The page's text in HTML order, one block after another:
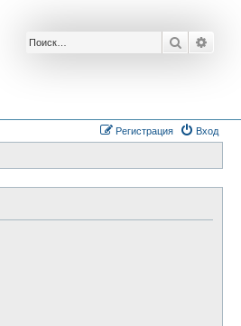
Поиск
Вход
Регистрация